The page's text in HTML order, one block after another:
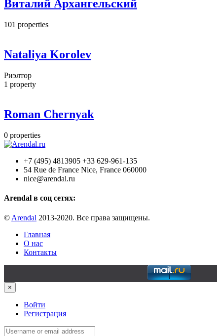
Виталий Архангельский
101 properties
Nataliya Korolev
Риэлтор
1 property
Roman Chernyak
0 properties
+7 (495) 4813905 +33 629-961-135
54 Rue de France Nice, France 060000
nice@arendal.ru
Arendal в соц сетях:
© Arendal 2013-2020. Все права защищены.
Главная
О нас
Контакты
×
Войти
Регистрация